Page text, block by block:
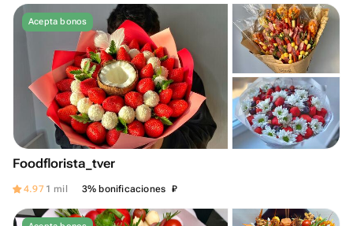
Acepta bonos
Foodflorista_tver
4.97 1 mil 3% bonificaciones ₽